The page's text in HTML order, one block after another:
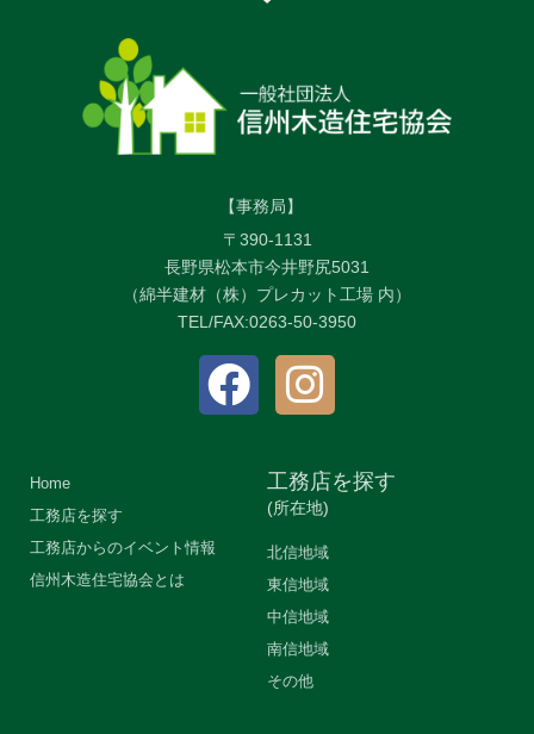
【事務局】
〒390-1131
長野県松本市今井野尻5031
（綿半建材（株）プレカット工場 内）
TEL/FAX:0263-50-3950
Home
工務店を探す
工務店からのイベント情報
信州木造住宅協会とは
工務店を探す
(所在地)
北信地域
東信地域
中信地域
南信地域
その他